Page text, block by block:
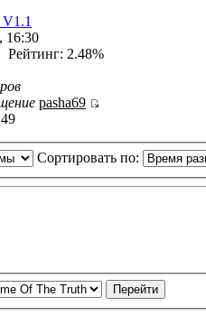
V1.1
16:30
Рейтинг: 2.48%
pasha69
Сортировать по: